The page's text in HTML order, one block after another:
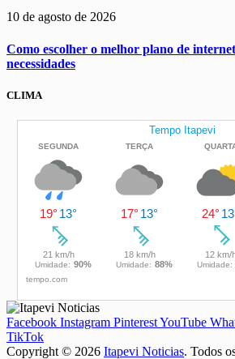
10 de agosto de 2026
Como escolher o melhor plano de
necessidades
CLIMA
Facebook Instagram PinterestYouTube
TikTok
Copyright © 2026 Itapevi Noticias. Todos